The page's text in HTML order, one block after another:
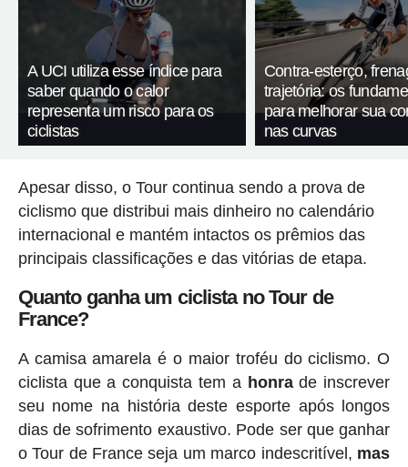
A UCI utiliza esse índice para
saber quando o calor
representa um risco para os
ciclistas
Contra-esterço,
trajetória: os
para melhorar sua
nas curvas
Apesar disso, o Tour continua sendo a prova de
ciclismo que distribui mais dinheiro no calendário
internacional e mantém intactos os prêmios das
principais classificações e das vitórias de etapa.
Quanto ganha um ciclista no Tour de
France?
A camisa amarela é o maior troféu do ciclismo. O
ciclista que a conquista tem a honrade inscrever
seu nome na história deste esporte após longos
dias de sofrimento exaustivo. Pode ser que ganhar
o Tour de France seja um marco indescritível, mas